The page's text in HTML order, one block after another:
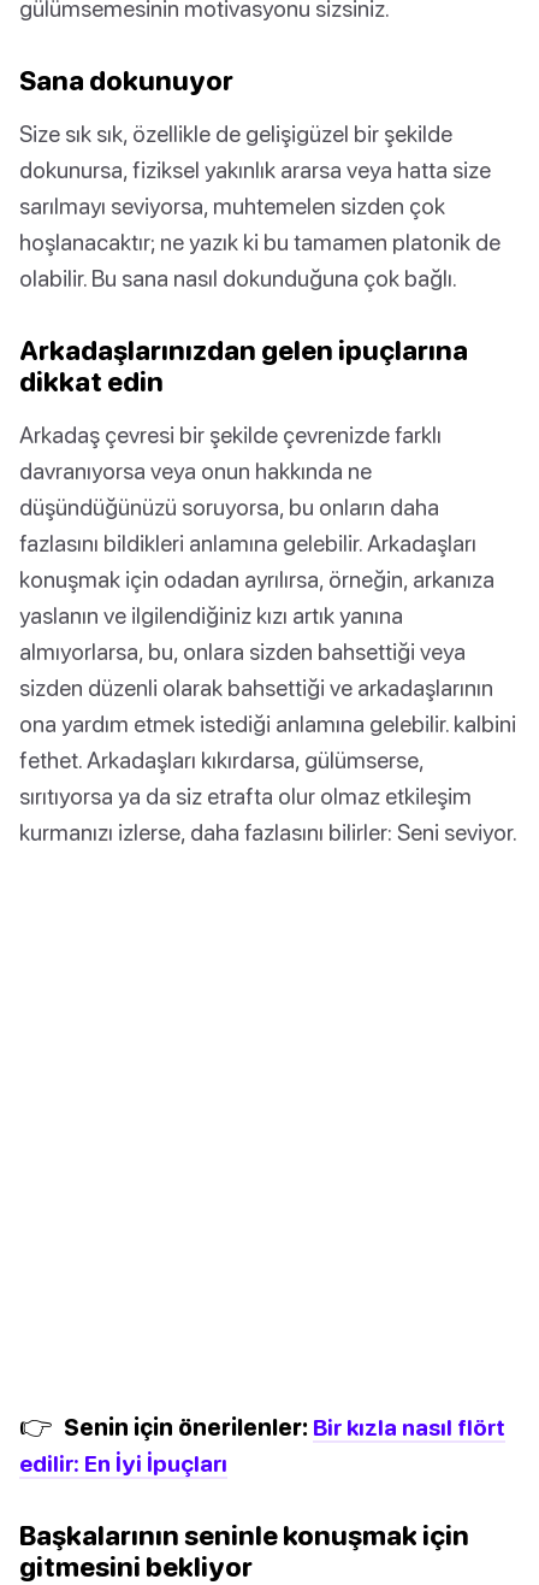
gülümsemesinin motivasyonu sizsiniz.
Sana dokunuyor
Size sık sık, özellikle de gelişigüzel bir şekilde
dokunursa, fiziksel yakınlık ararsa veya hatta size
sarılmayı seviyorsa, muhtemelen sizden çok
hoşlanacaktır; ne yazık ki bu tamamen platonik de
olabilir. Bu sana nasıl dokunduğuna çok bağlı.
Arkadaşlarınızdan gelen ipuçlarına
dikkat edin
Arkadaş çevresi bir şekilde çevrenizde farklı
davranıyorsa veya onun hakkında ne
düşündüğünüzü soruyorsa, bu onların daha
fazlasını bildikleri anlamına gelebilir. Arkadaşları
konuşmak için odadan ayrılırsa, örneğin, arkanıza
yaslanın ve ilgilendiğiniz kızı artık yanına
almıyorlarsa, bu, onlara sizden bahsettiği veya
sizden düzenli olarak bahsettiği ve arkadaşlarının
ona yardım etmek istediği anlamına gelebilir. kalbini
fethet. Arkadaşları kıkırdarsa, gülümserse,
sırıtıyorsa ya da siz etrafta olur olmaz etkileşim
kurmanızı izlerse, daha fazlasını bilirler: Seni seviyor.
👉 Senin için önerilenler: Bir kızla nasıl flört
edilir: En İyi İpuçları
Başkalarının seninle konuşmak için
gitmesini bekliyor